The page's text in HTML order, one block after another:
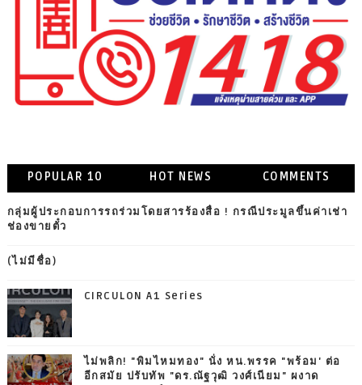
POPULAR 10 HOT NEWS COMMENTS
กลุ่มผู้ประกอบการรถร่วมโดยสารร้องสื่อ ! กรณีประมูลขึ้นค่าเช่า
ช่องขายตั๋ว
(ไม่มีชื่อ)
CIRCULON A1 Series
ไม่พลิก! "พิมไหมทอง" นั่ง หน.พรรค "พร้อม' ต่อ
อีกสมัย ปรับทัพ "ดร.ณัฐวุฒิ วงศ์เนียม" ผงาด